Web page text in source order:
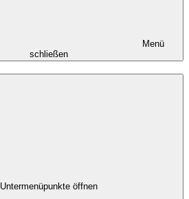
Menü
schließen
Untermenüpunkte öffnen